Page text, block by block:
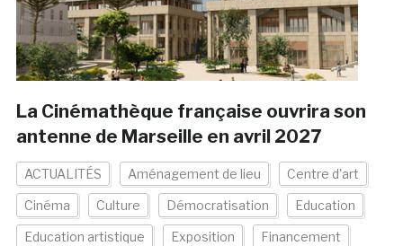
La Cinémathèque française ouvrira son
antenne de Marseille en avril 2027
ACTUALITÉS Aménagement de lieu Centre d'art
Cinéma Culture Démocratisation Education
Education artistique Exposition Financement